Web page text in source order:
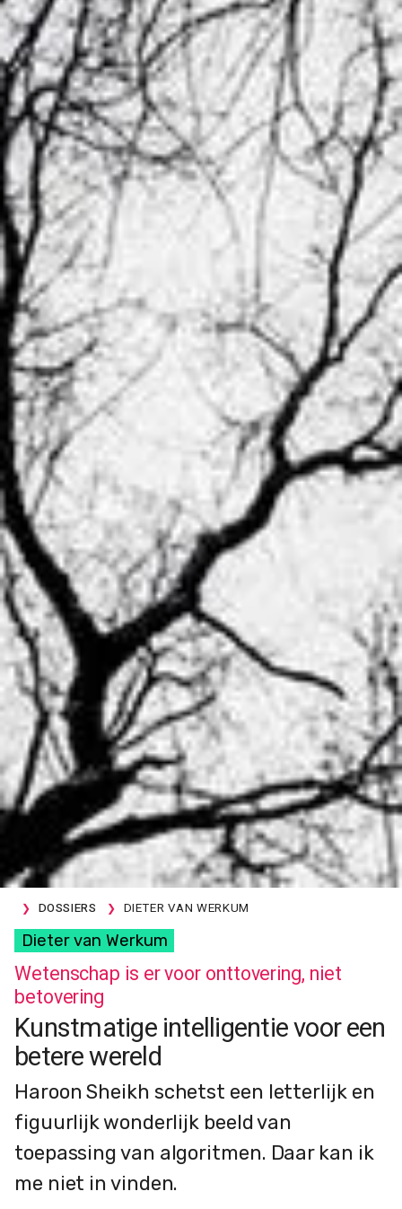
DOSSIERS DIETER VAN WERKUM
Dieter van Werkum
Wetenschap is er voor onttovering, niet
betovering
Kunstmatige intelligentie voor een
betere wereld
Haroon Sheikh schetst een letterlijk en
figuurlijk wonderlijk beeld van
toepassing van algoritmen. Daar kan ik
me niet in vinden.